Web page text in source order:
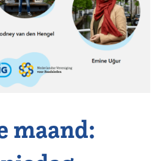
maand: